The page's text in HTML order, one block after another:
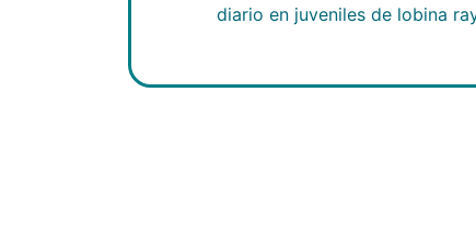
diario en juveniles de lobina